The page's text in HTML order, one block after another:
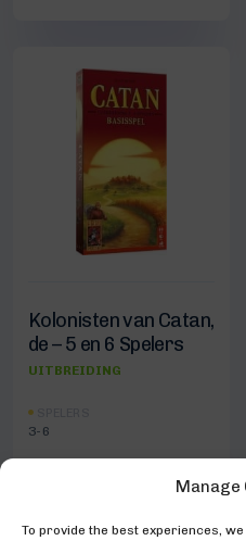
Manage
To provide the best experiences,
Kolonisten van Catan,
de – 5 en 6 Spelers
UITBREIDING
3-6